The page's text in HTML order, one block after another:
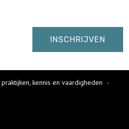
kennis en vaardigheden
-